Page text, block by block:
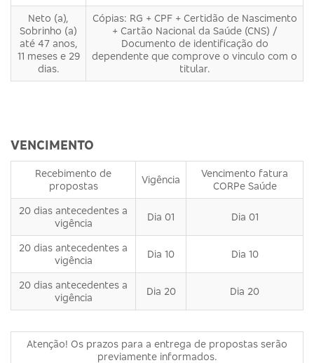
Neto (a),
Sobrinho (a)
até 47 anos,
11 meses e 29
dias.
Cópias: RG + CPF + Certidão de Nascimento
+ Cartão Nacional da Saúde (CNS) /
Documento de identificação do
dependente que comprove o vinculo com o
titular.
VENCIMENTO
Recebimento de
propostas
Vigência
Vencimento fatura
CORPe Saúde
20 dias antecedentes a
vigência
Dia 01 Dia 01
20 dias antecedentes a
vigência
Dia 10 Dia 10
20 dias antecedentes a
vigência
Dia 20 Dia 20
Atenção! Os prazos para a entrega de propostas serão
previamente informados.